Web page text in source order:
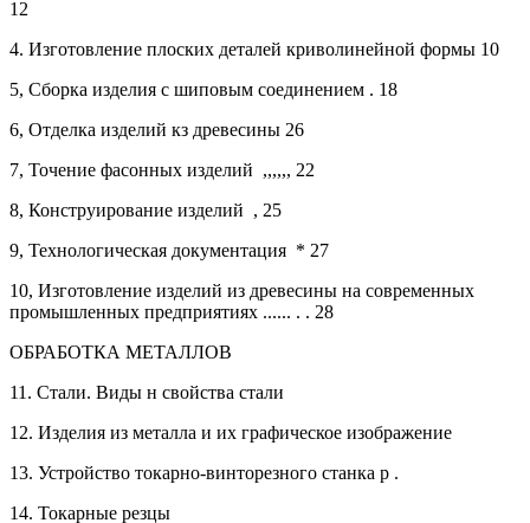
12
4. Изготовление плоских деталей криволинейной формы 10
5, Сборка изделия с шиповым соединением . 18
6, Отделка изделий кз древесины 26
7, Точение фасонных изделий ,,,,,, 22
8, Конструирование изделий , 25
9, Технологическая документация * 27
10, Изготовление изделий из древесины на современных
промышленных предприятиях ...... . . 28
ОБРАБОТКА МЕТАЛЛОВ
11. Стали. Виды н свойства стали
12. Изделия из металла и их графическое изображение
13. Устройство токарно-винторезного станка р .
14. Токарные резцы